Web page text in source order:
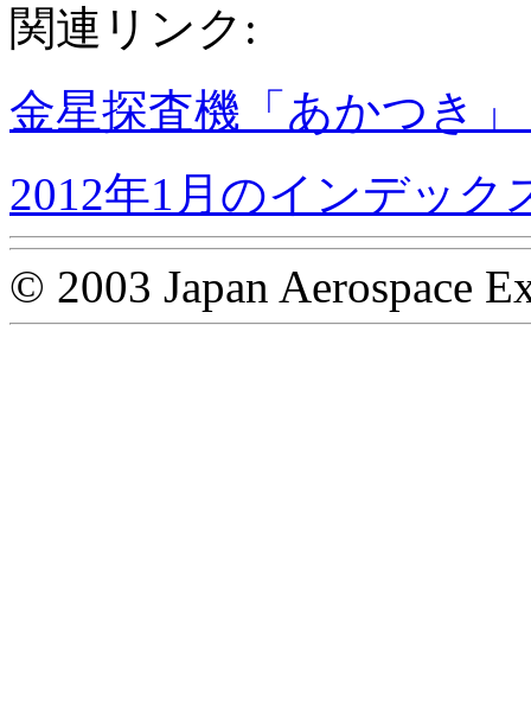
関連リンク:
金星探査機「あかつき
2012年1月のインデック
© 2003 Japan Aerospace